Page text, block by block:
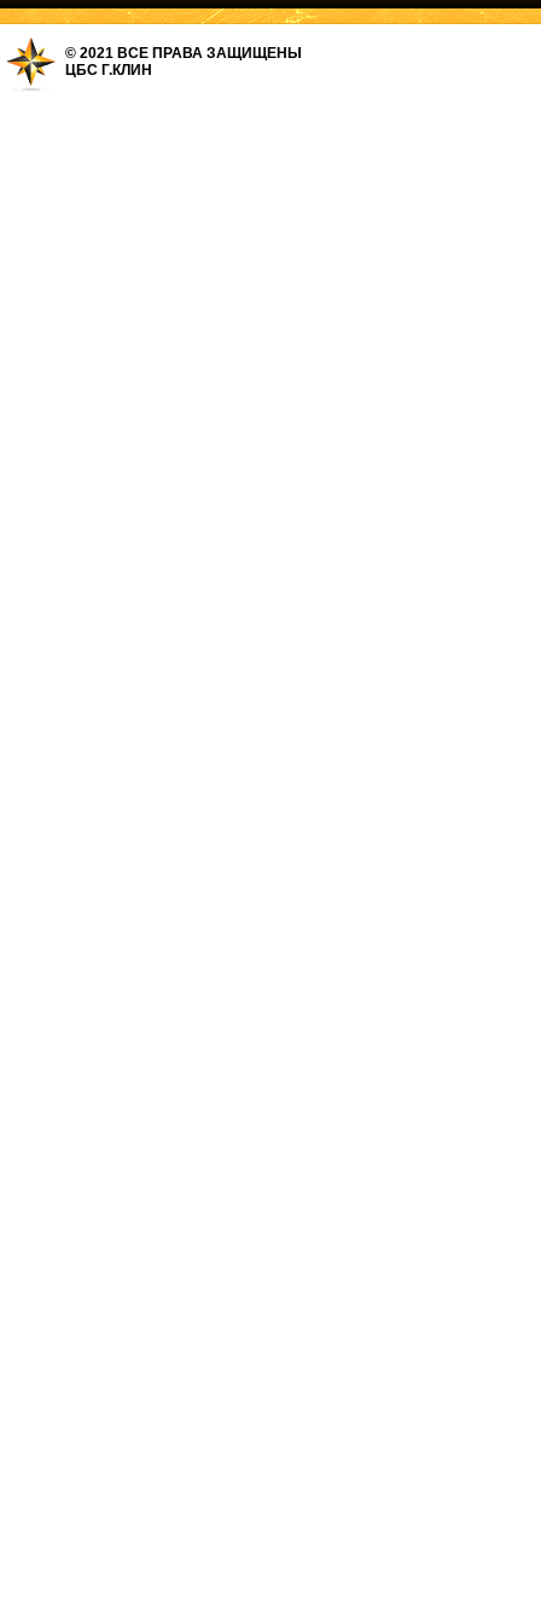
© 2021 ВСЕ ПРАВА ЗАЩИЩЕНЫ
ЦБС Г.КЛИН